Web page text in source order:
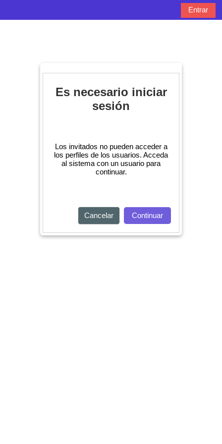
Entrar
Es necesario iniciar
sesión
Los invitados no pueden acceder a
los perfiles de los usuarios. Acceda
al sistema con un usuario para
continuar.
Cancelar Continuar